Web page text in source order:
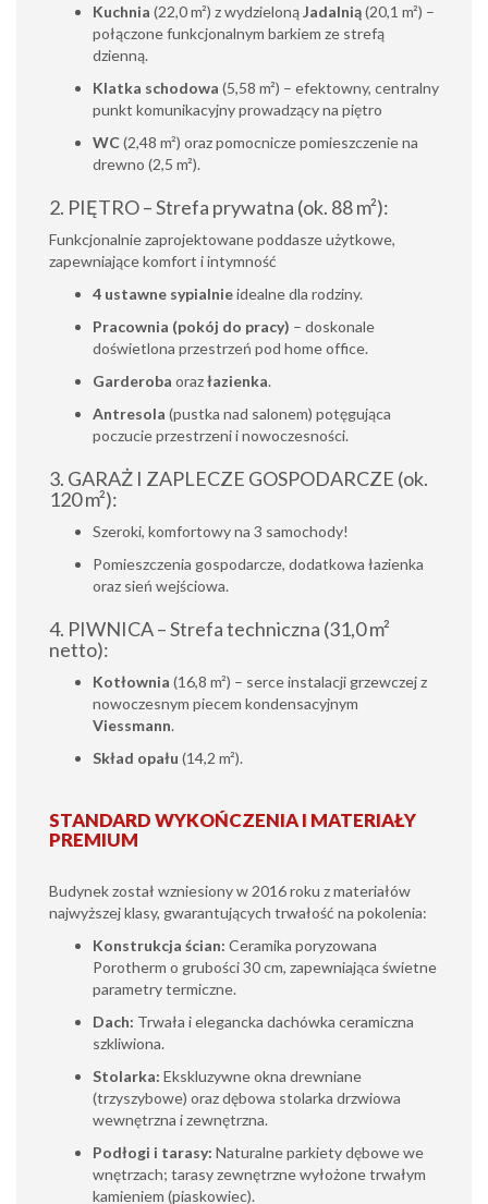
Kuchnia (22,0 m²) z wydzielonąJadalnią(20,1 m²) –
połączone funkcjonalnym barkiem ze strefą
dzienną.
Klatka schodowa (5,58 m²) – efektowny, centralny
punkt komunikacyjny prowadzący na piętro
WC(2,48 m²) oraz pomocnicze pomieszczenie na
drewno (2,5 m²).
2. PIĘTRO – Strefa prywatna (ok. 88 m²):
Funkcjonalnie zaprojektowane poddasze użytkowe,
zapewniające komfort i intymność
4 ustawne sypialnieidealne dla rodziny.
Pracownia (pokój do pracy) – doskonale
doświetlona przestrzeń pod home office.
Garderoba orazłazienka.
Antresola (pustka nad salonem) potęgująca
poczucie przestrzeni i nowoczesności.
3. GARAŻ I ZAPLECZE GOSPODARCZE (ok.
120 m²):
Szeroki, komfortowy na 3 samochody!
Pomieszczenia gospodarcze, dodatkowa łazienka
oraz sień wejściowa.
4. PIWNICA – Strefa techniczna (31,0 m²
netto):
Kotłownia (16,8 m²) – serce instalacji grzewczej z
nowoczesnym piecem kondensacyjnym
Viessmann.
Skład opału (14,2 m²).
STANDARD WYKOŃCZENIA I MATERIAŁY
PREMIUM
Budynek został wzniesiony w 2016 roku z materiałów
najwyższej klasy, gwarantujących trwałość na pokolenia:
Konstrukcja ścian: Ceramika poryzowana
Porotherm o grubości 30 cm, zapewniająca świetne
parametry termiczne.
Dach: Trwała i elegancka dachówka ceramiczna
szkliwiona.
Stolarka: Ekskluzywne okna drewniane
(trzyszybowe) oraz dębowa stolarka drzwiowa
wewnętrzna i zewnętrzna.
Podłogi i tarasy: Naturalne parkiety dębowe we
wnętrzach; tarasy zewnętrzne wyłożone trwałym
kamieniem (piaskowiec).